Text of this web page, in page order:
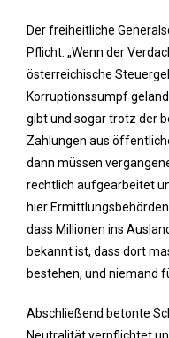
Der freiheitliche
Pflicht: „Wenn der
österreichische
Korruptionssumpf
gibt und sogar trotz der
Zahlungen aus
dann müssen
rechtlich aufgearbeitet
hier
dass Millionen ins
bekannt ist, dass dort
bestehen, und niemand
Abschließend betonte
Neutralität verpflichtet